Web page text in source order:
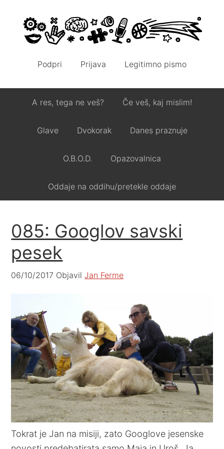
Podpri Prijava Legitimno pismo
A res, tega ne veš? Če veš, kaj mislim!
Glave Dvokorak Danes praznuje
O.B.O.D. Opazovalnica
Oddaje na oddihu/pretekle oddaje
085: Googlov savski
pesek
06/10/2017 ObjavilJan Ferme
Tokrat je Jan na misiji, zato Googlove jesenske